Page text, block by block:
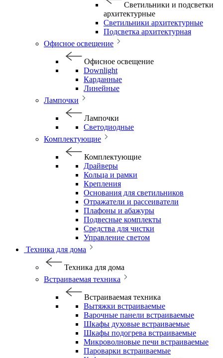
Светильники и подсветки
архитектурные
Светильники архитектурные
Подсветка архитектурная
Офисное освещение
Офисное освещение
Downlight
Карданные
Линейные
Лампочки
Лампочки
Светодиодные
Комплектующие
Комплектующие
Драйверы
Кольца и рамки
Крепления
Основания для светильников
Отражатели и рассеиватели
Плафоны и абажуры
Подвесные комплекты
Средства для чистки
Управление светом
Техника для дома
Техника для дома
Встраиваемая техника
Встраиваемая техника
Вытяжки встраиваемые
Варочные панели встраиваемые
Шкафы духовые встраиваемые
Шкафы подогрева встраиваемые
Микроволновые печи встраиваемые
Пароварки встраиваемые